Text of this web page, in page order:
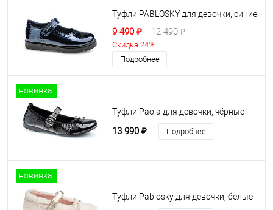
Туфли PABLOSKY для девочки, синие
9 490 ₽ 12 490 ₽
Скидка 24%
Подробнее
новинка
Туфли Paola для девочки, чёрные
13 990 ₽ Подробнее
новинка
Туфли Pablosky для девочки, белые